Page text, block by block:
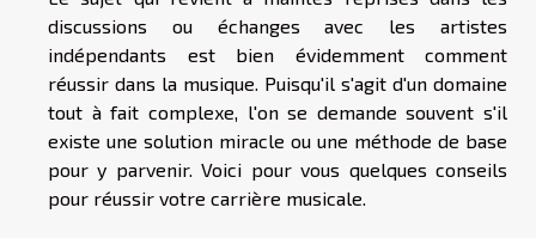
discussions ou échanges avec les artistes
indépendants est bien évidemment comment
réussir dans la musique. Puisqu'il s'agit d'un domaine
tout à fait complexe, l'on se demande souvent s'il
existe une solution miracle ou une méthode de base
pour y parvenir. Voici pour vous quelques conseils
pour réussir votre carrière musicale.